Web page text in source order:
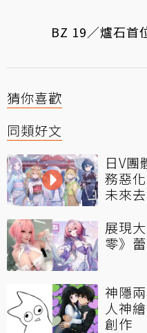
BZ 19／爐石
猜你喜歡
同類好文
日V團
務惡
未來
展現
零》
神隱
人神
創作